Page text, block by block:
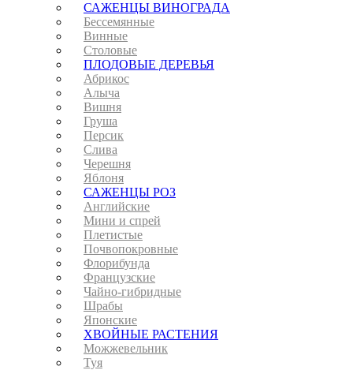
САЖЕНЦЫ ВИНОГРАДА
Бессемянные
Винные
Столовые
ПЛОДОВЫЕ ДЕРЕВЬЯ
Абрикос
Алыча
Вишня
Груша
Персик
Слива
Черешня
Яблоня
САЖЕНЦЫ РОЗ
Английские
Мини и спрей
Плетистые
Почвопокровные
Флорибунда
Французские
Чайно-гибридные
Шрабы
Японские
ХВОЙНЫЕ РАСТЕНИЯ
Можжевельник
Туя